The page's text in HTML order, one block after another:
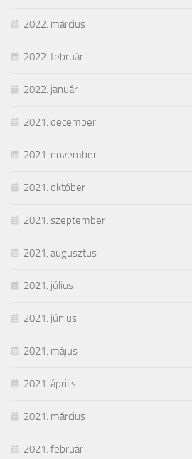
2022. március
2022. február
2022. január
2021. december
2021. november
2021. október
2021. szeptember
2021. augusztus
2021. július
2021. június
2021. május
2021. április
2021. március
2021. február